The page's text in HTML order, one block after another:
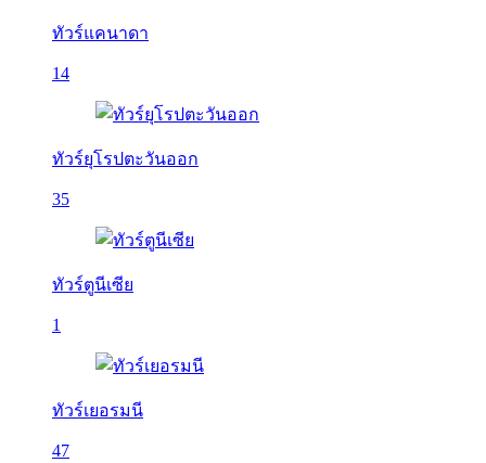
ทัวร์แคนาดา
14
ทัวร์ยุโรปตะวันออก
35
ทัวร์ตูนีเซีย
1
ทัวร์เยอรมนี
47